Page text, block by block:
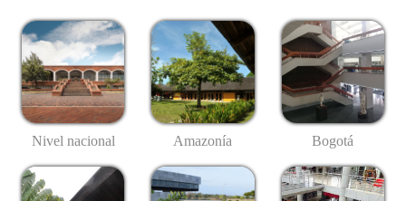
Nivel nacional Amazonía Bogotá